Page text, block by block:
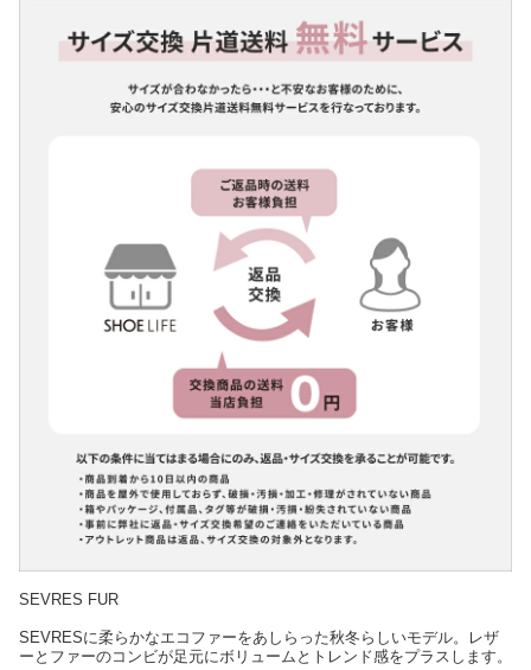
SEVRES FUR
SEVRESに柔らかなエコファーをあしらった秋冬らしいモデル。レザ
ーとファーのコンビが足元にボリュームとトレンド感をプラスします。